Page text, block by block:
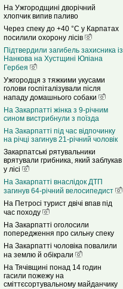
На Ужгородщині дворічний
хлопчик випив паливо
Через спеку до +40 °C у Карпатах
посилили охорону лісів
Підтвердили загибель захисника із
Нанкова на Хустщині Юліана
Гербея
Ужгородця з тяжкими укусами
голови госпіталізували після
нападу домашнього собаки
На Закарпатті жінка з 9-річним
сином вистрибнули з поїзда
На Закарпатті під час відпочинку
на річці загинув 21-річний чоловік
Закарпатські рятувальники
врятували грибника, який заблукав
у лісі
На Закарпатті внаслідок ДТП
загинув 64-річний велосипедист
На Петросі турист двічі впав під
час походу
На Закарпатті оголосили
попередження про сильну спеку
На Закарпатті чоловіка повалили
на землю й обікрали
На Тячівщині понад 14 годин
гасили пожежу на
сміттєсортувальному майданчику